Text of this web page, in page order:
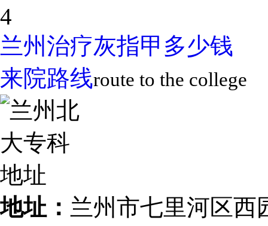
4
兰州治疗灰指甲多少钱
来院路线route to the college
地址： 兰州市七里河区西